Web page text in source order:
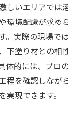
しいエリアでは
環境配慮が求め
。実際の現場で
下塗り材との相
体的には、プロ
程を確認しなが
実現できます。